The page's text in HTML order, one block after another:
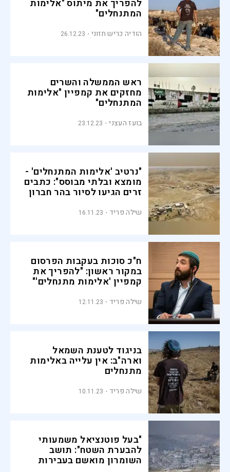
להפריך את מיתוס "אלימות
המתנחלים"
הודיה כריש חזוני 26.12.23
ראש הממשלה והשרים
מחזקים את קמפיין "אלימות
המתנחלים"
בועז העצני 23.12.23
"נרטיב 'אלימות המתנחלים' -
מומצא ובלתי מבוסס": כתבים
זרים הגיעו לסיור בהר חברון
שילה פריד 16.11.23
ח"כ סוכות בעקבות הפרסום
במקור ראשון: "להפריך את
קמפיין 'אלימות מתנחלים'"
שילה פריד 12.11.23
בניגוד לטענת השמאל
וארה"ב: אין עלייה באלימות
מתנחלים
שילה פריד 10.11.23
"בעל פוטנציאל משמעותי
להבערת השטח": תושב
השומרון מואשם בעבירות